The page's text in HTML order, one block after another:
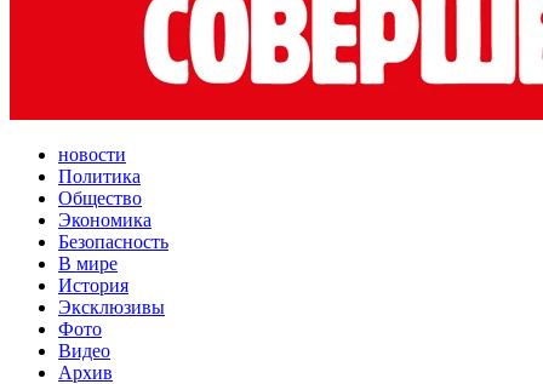
новости
Политика
Общество
Экономика
Безопасность
В мире
История
Эксклюзивы
Фото
Видео
Архив